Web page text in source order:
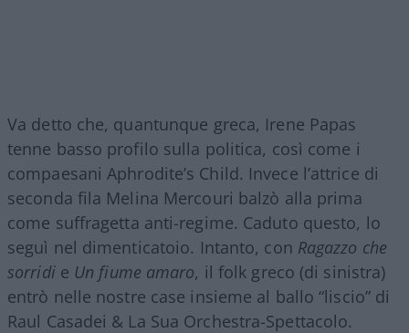
Va detto che, quantunque greca, Irene Papas
tenne basso profilo sulla politica, così come i
compaesani Aphrodite’s Child. Invece l’attrice di
seconda fila Melina Mercouri balzò alla prima
come suffragetta anti-regime. Caduto questo, lo
seguì nel dimenticatoio. Intanto, con Ragazzo che
sorridie Un fiume amaro, il folk greco (di sinistra)
entrò nelle nostre case insieme al ballo “liscio” di
Raul Casadei & La Sua Orchestra-Spettacolo.